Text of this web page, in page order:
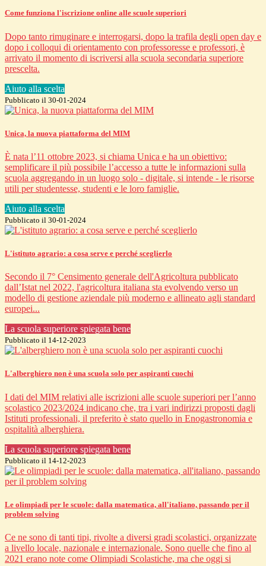
Come funziona l'iscrizione online alle scuole superiori
Dopo tanto rimuginare e interrogarsi, dopo la trafila degli open day e
dopo i colloqui di orientamento con professoresse e professori, è
arrivato il momento di iscriversi alla scuola secondaria superiore
prescelta.
Aiuto alla scelta
Pubblicato il 30-01-2024
Unica, la nuova piattaforma del MIM
È nata l’11 ottobre 2023, si chiama Unica e ha un obiettivo:
semplificare il più possibile l’accesso a tutte le informazioni sulla
scuola aggregando in un luogo solo - digitale, si intende - le risorse
utili per studentesse, studenti e le loro famiglie.
Aiuto alla scelta
Pubblicato il 30-01-2024
L'istituto agrario: a cosa serve e perché sceglierlo
Secondo il 7° Censimento generale dell'Agricoltura pubblicato
dall’Istat nel 2022, l'agricoltura italiana sta evolvendo verso un
modello di gestione aziendale più moderno e allineato agli standard
europei...
La scuola superiore spiegata bene
Pubblicato il 14-12-2023
L'alberghiero non è una scuola solo per aspiranti cuochi
I dati del MIM relativi alle iscrizioni alle scuole superiori per l’anno
scolastico 2023/2024 indicano che, tra i vari indirizzi proposti dagli
Istituti professionali, il preferito è stato quello in Enogastronomia e
ospitalità alberghiera.
La scuola superiore spiegata bene
Pubblicato il 14-12-2023
Le olimpiadi per le scuole: dalla matematica, all'italiano, passando per il
problem solving
Ce ne sono di tanti tipi, rivolte a diversi gradi scolastici, organizzate
a livello locale, nazionale e internazionale. Sono quelle che fino al
2021 erano note come Olimpiadi Scolastiche, ma che oggi si